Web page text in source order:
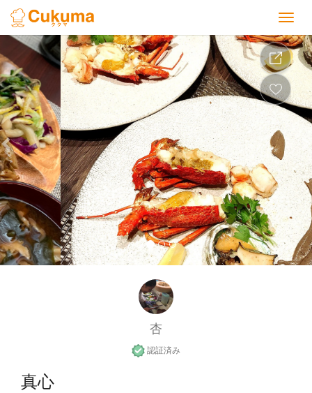
Previous
杏
認証済み
真心